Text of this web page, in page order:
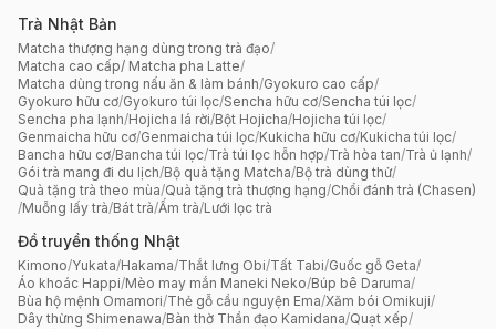
Trà Nhật Bản
Matcha thượng hạng dùng trong trà đạo/
Matcha cao cấp/ Matcha pha Latte/
Matcha dùng trong nấu ăn & làm bánh/Gyokuro cao cấp/
Gyokuro hữu cơ/Gyokuro túi lọc/Sencha hữu cơ/Sencha túi lọc/
Sencha pha lạnh/Hojicha lá rời/Bột Hojicha/Hojicha túi lọc/
Genmaicha hữu cơ/Genmaicha túi lọc/Kukicha hữu cơ/Kukicha túi lọc/
Bancha hữu cơ/Bancha túi lọc/Trà túi lọc hỗn hợp/Trà hòa tan/Trà ủ lạnh/
Gói trà mang đi du lịch/Bộ quà tặng Matcha/Bộ trà dùng thử/
Quà tặng trà theo mùa/Quà tặng trà thượng hạng/Chổi đánh trà (Chasen)
/Muỗng lấy trà/Bát trà/Ấm trà/Lưới lọc trà
Đồ truyền thống Nhật
Kimono/Yukata/Hakama/Thắt lưng Obi/Tất Tabi/Guốc gỗ Geta/
Áo khoác Happi/Mèo may mắn Maneki Neko/Búp bê Daruma/
Bùa hộ mệnh Omamori/Thẻ gỗ cầu nguyện Ema/Xăm bói Omikuji/
Dây thừng Shimenawa/Bàn thờ Thần đạo Kamidana/Quạt xếp/